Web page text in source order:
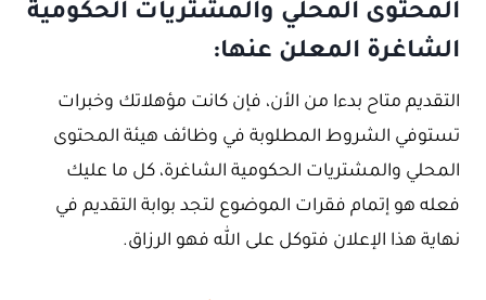
المحتوى المحلي والمشتريات الحكومية
الشاغرة المعلن عنها:
التقديم متاح بدءا من الأن، فإن كانت مؤهلاتك وخبرات
تستوفي الشروط المطلوبة في وظائف هيئة المحتوى
المحلي والمشتريات الحكومية الشاغرة، كل ما عليك
فعله هو إتمام فقرات الموضوع لتجد بوابة التقديم في
نهاية هذا الإعلان فتوكل على الله فهو الرزاق.